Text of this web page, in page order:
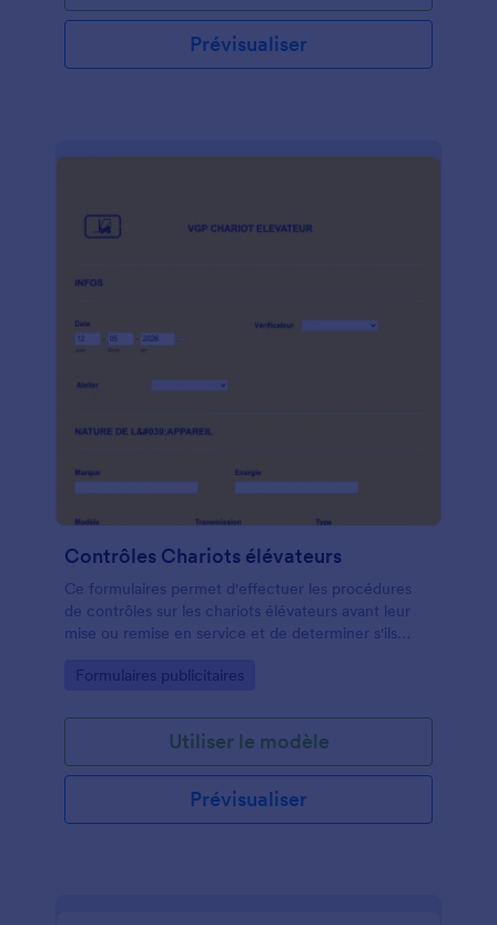
Prévisualiser
Contrôles Chariots élévateurs
Ce formulaires permet d'effectuer les procédures
de contrôles sur les chariots élévateurs avant leur
mise ou remise en service et de determiner s'ils
Go to Category:
Formulaires publicitaires
Utiliser le modèle
Prévisualiser